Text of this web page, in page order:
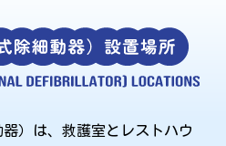
器）は、救護室とレストハウ